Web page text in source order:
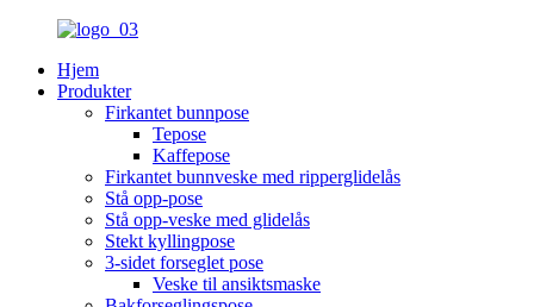
Hjem
Produkter
Firkantet bunnpose
Tepose
Kaffepose
Firkantet bunnveske med ripperglidelås
Stå opp-pose
Stå opp-veske med glidelås
Stekt kyllingpose
3-sidet forseglet pose
Veske til ansiktsmaske